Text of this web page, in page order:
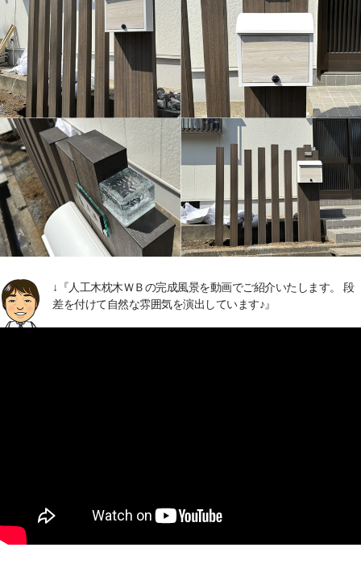
↓『人工木枕木ＷＢの完成風景を動画でご紹介いたします。 段
差を付けて自然な雰囲気を演出しています♪』